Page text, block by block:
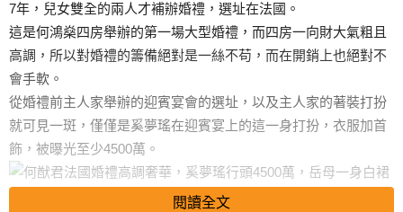
7年，兒女雙全的兩人才補辦婚禮，選址在法國。
這是何鴻燊四房舉辦的第一場大型婚禮，而四房一向財大氣粗且
高調，所以對婚禮的籌備絕對是一絲不苟，而在開銷上也絕對不
會手軟。
從婚禮前主人家舉辦的迎賓宴會的選址，以及主人家的著裝打扮
就可見一斑，僅僅是奚夢瑤在迎賓宴上的這一身打扮，衣服加首
飾，被曝光至少4500萬。
閱讀全文